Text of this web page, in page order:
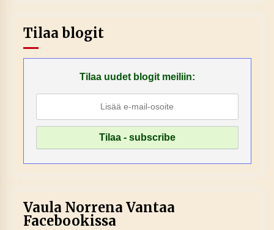
Tilaa blogit
Tilaa uudet blogit meiliin:
Vaula Norrena Vantaa
Facebookissa